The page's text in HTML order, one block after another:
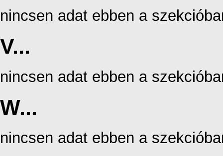
nincsen adat ebben a
V...
nincsen adat ebben a
W...
nincsen adat ebben a